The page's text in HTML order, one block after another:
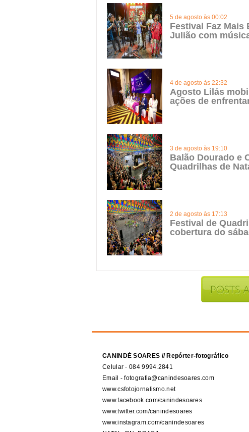
5 de agosto às 00:02
Festival Faz Mais
Julião com
4 de agosto às 22:32
Agosto Lilás
ações de
3 de agosto às 19:10
Balão Dourado e
Quadrilhas de
2 de agosto às 17:13
Festival de
cobertura do
CANINDÉ SOARES // Repórter-fotográfico
Celular - 084 9994.2841
Email - fotografia@canindesoares.com
www.csfotojornalismo.net
www.facebook.com/canindesoares
www.twitter.com/canindesoares
www.instagram.com/canindesoares